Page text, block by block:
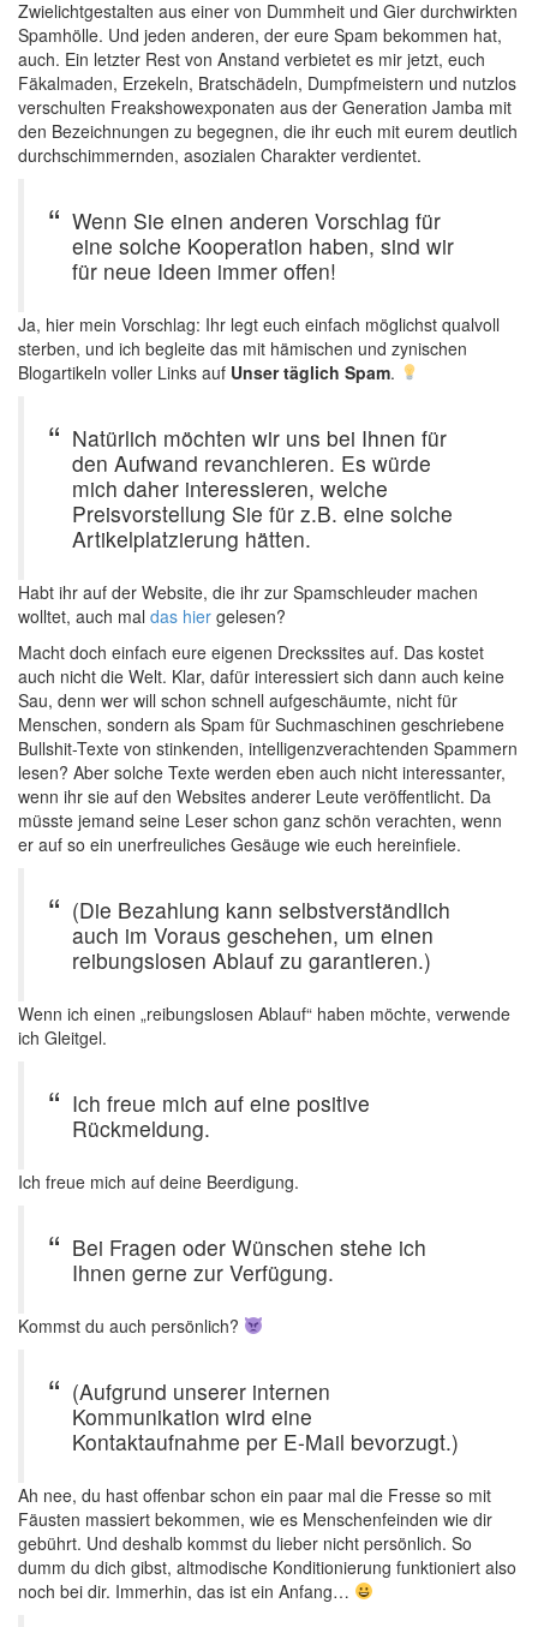
Zwielichtgestalten aus einer von Dummheit und Gier durchwirkten
Spamhölle. Und jeden anderen, der eure Spam bekommen hat,
auch. Ein letzter Rest von Anstand verbietet es mir jetzt, euch
Fäkalmaden, Erzekeln, Bratschädeln, Dumpfmeistern und nutzlos
verschulten Freakshowexponaten aus der Generation Jamba mit
den Bezeichnungen zu begegnen, die ihr euch mit eurem deutlich
durchschimmernden, asozialen Charakter verdientet.
Wenn Sie einen anderen Vorschlag für
eine solche Kooperation haben, sind wir
für neue Ideen immer offen!
Ja, hier mein Vorschlag: Ihr legt euch einfach möglichst qualvoll
sterben, und ich begleite das mit hämischen und zynischen
Blogartikeln voller Links auf Unser täglich Spam.
Natürlich möchten wir uns bei Ihnen für
den Aufwand revanchieren. Es würde
mich daher interessieren, welche
Preisvorstellung Sie für z.B. eine solche
Artikelplatzierung hätten.
Habt ihr auf der Website, die ihr zur Spamschleuder machen
wolltet, auch mal das hier gelesen?
Macht doch einfach eure eigenen Dreckssites auf. Das kostet
auch nicht die Welt. Klar, dafür interessiert sich dann auch keine
Sau, denn wer will schon schnell aufgeschäumte, nicht für
Menschen, sondern als Spam für Suchmaschinen geschriebene
Bullshit-Texte von stinkenden, intelligenzverachtenden Spammern
lesen? Aber solche Texte werden eben auch nicht interessanter,
wenn ihr sie auf den Websites anderer Leute veröffentlicht. Da
müsste jemand seine Leser schon ganz schön verachten, wenn
er auf so ein unerfreuliches Gesäuge wie euch hereinfiele.
(Die Bezahlung kann selbstverständlich
auch im Voraus geschehen, um einen
reibungslosen Ablauf zu garantieren.)
Wenn ich einen „reibungslosen Ablauf“ haben möchte, verwende
ich Gleitgel.
Ich freue mich auf eine positive
Rückmeldung.
Ich freue mich auf deine Beerdigung.
Bei Fragen oder Wünschen stehe ich
Ihnen gerne zur Verfügung.
Kommst du auch persönlich?
(Aufgrund unserer internen
Kommunikation wird eine
Kontaktaufnahme per E-Mail bevorzugt.)
Ah nee, du hast offenbar schon ein paar mal die Fresse so mit
Fäusten massiert bekommen, wie es Menschenfeinden wie dir
gebührt. Und deshalb kommst du lieber nicht persönlich. So
dumm du dich gibst, altmodische Konditionierung funktioniert also
noch bei dir. Immerhin, das ist ein Anfang…